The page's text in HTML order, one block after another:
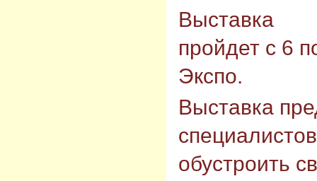
Выставка
пройдет с 6
Экспо.
Выставка
обустроить